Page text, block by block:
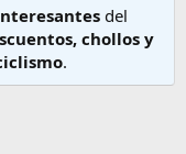
del
chollos y
.